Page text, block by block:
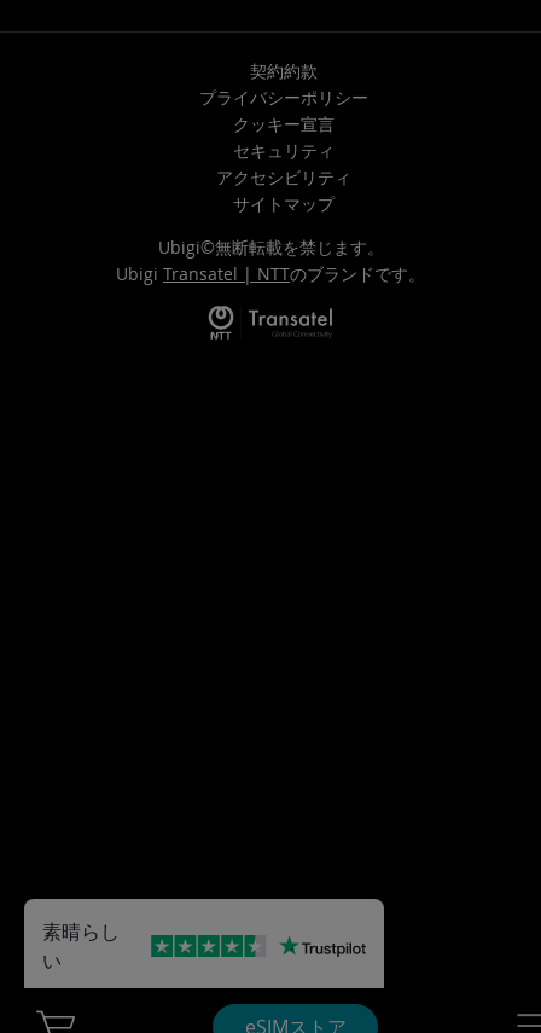
eSIMストア
契約約款
プライバシーポリシー
クッキー宣言
セキュリティ
アクセシビリティ
サイトマップ
Ubigi©無断転載を禁じます。
Ubigi Transatel | NTTのブランドです。
素晴らし
い